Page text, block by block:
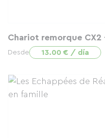
Chariot remorque CX2
Desde 13.00 € / día